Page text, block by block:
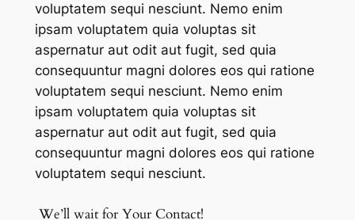
voluptatem sequi nesciunt. Nemo enim
ipsam voluptatem quia voluptas sit
aspernatur aut odit aut fugit, sed quia
consequuntur magni dolores eos qui ratione
voluptatem sequi nesciunt. Nemo enim
ipsam voluptatem quia voluptas sit
aspernatur aut odit aut fugit, sed quia
consequuntur magni dolores eos qui ratione
voluptatem sequi nesciunt.
We’ll wait for Your Contact!